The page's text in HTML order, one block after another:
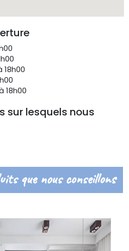
18h00
18h00
sur lesquels nous
que nous conseillons